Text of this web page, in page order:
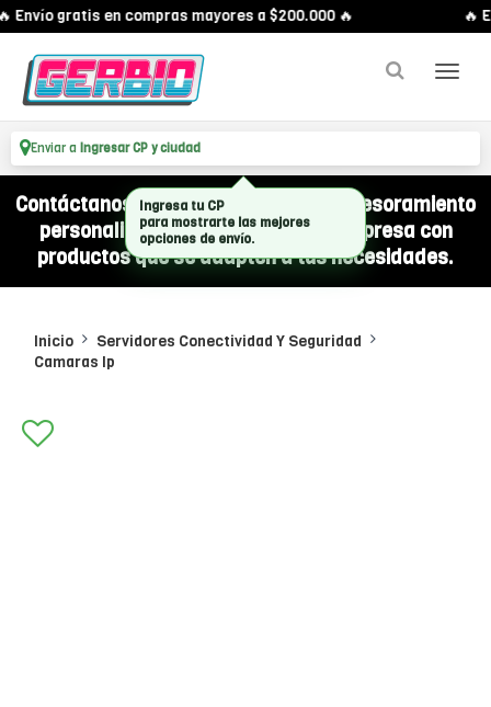
Envío gratis en compras mayores a $200.000 🔥 🔥
Enviar a Ingresar CP y ciudad
Contáctanos por WhatsApp y recibí asesoramiento
personalizado para equipar a tu empresa con
productos que se adapten a tus necesidades.
Inicio
Servidores Conectividad Y Seguridad
Camaras Ip